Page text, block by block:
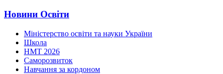
Новини Освіти
Міністерство освіти та науки України
Школа
НМТ 2026
Саморозвиток
Навчання за кордоном